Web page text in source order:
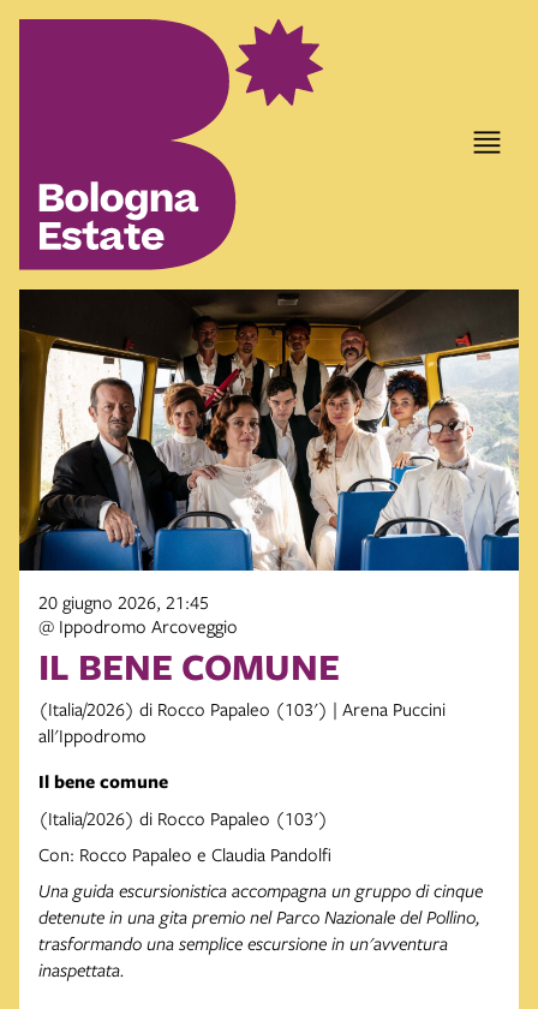
20 giugno 2026, 21:45
@ Ippodromo Arcoveggio
IL BENE COMUNE
(Italia/2026) di Rocco Papaleo (103') | Arena Puccini
all'Ippodromo
Il bene comune
(Italia/2026) di Rocco Papaleo (103')
Con: Rocco Papaleo e Claudia Pandolfi
Una guida escursionistica accompagna un gruppo di cinque
detenute in una gita premio nel Parco Nazionale del Pollino,
trasformando una semplice escursione in un'avventura
inaspettata.